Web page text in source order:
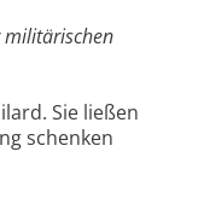
militärischen
Sie ließen
schenken